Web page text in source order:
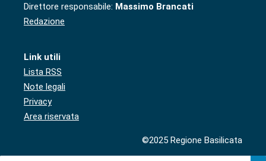
Direttore responsabile: Massimo Brancati
Redazione
Link utili
Lista RSS
Note legali
Privacy
Area riservata
©2025 Regione Basilicata